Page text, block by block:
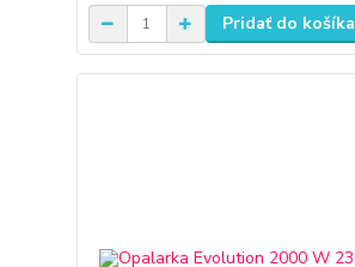
Pridať do košíka